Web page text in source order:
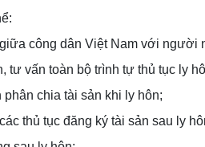
công dân Việt Nam với người
vấn toàn bộ trình tự thủ tục ly
chia tài sản khi ly hôn;
thủ tục đăng ký tài sản sau ly